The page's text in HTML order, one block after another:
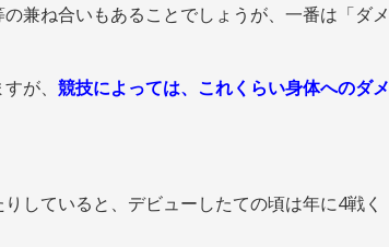
兼ね合いもあることでしょうが、一番は「ダメ
が、 競技によっては、これくらい身体へのダメ
していると、デビューしたての頃は年に4戦く